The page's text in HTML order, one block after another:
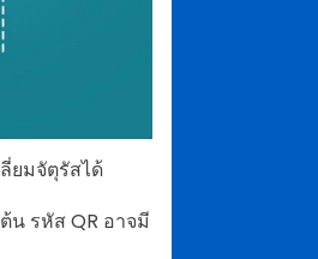
ยมจัตุรัสได้
น รหัส QR อาจมี